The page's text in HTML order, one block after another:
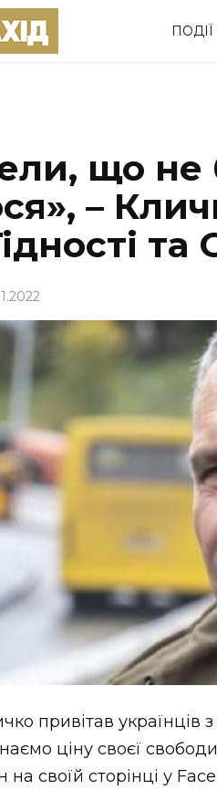
ПОДІЇ
Соціум
НОВИНИ
УКРАЇНИ
що не
–
привітав
ціну своєї
на своїй сторінці у